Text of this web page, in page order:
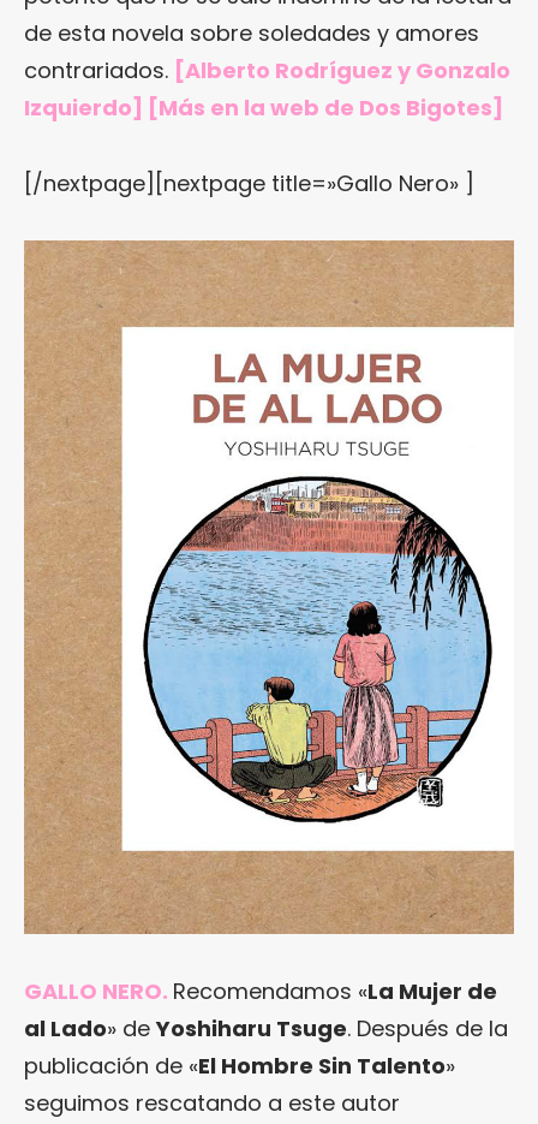
de esta novela sobre soledades y amores
contrariados. [Alberto Rodríguez y Gonzalo
Izquierdo] [Más en la web de Dos Bigotes]
[/nextpage][nextpage title=»Gallo Nero» ]
GALLO NERO. Recomendamos «La Mujer de
al Lado» deYoshiharu Tsuge. Después de la
publicación de «El Hombre Sin Talento»
seguimos rescatando a este autor